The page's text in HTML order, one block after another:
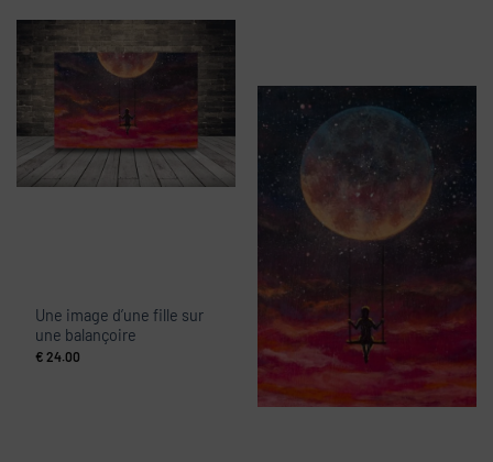
Une image d’une fille sur
une balançoire
€ 24.00